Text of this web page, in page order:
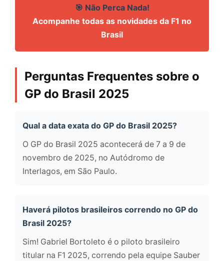
🎯 Não Perca Nada!
Acompanhe todas as novidades da F1 no
Brasil
Perguntas Frequentes sobre o
GP do Brasil 2025
Qual a data exata do GP do Brasil 2025?
O GP do Brasil 2025 acontecerá de 7 a 9 de
novembro de 2025, no Autódromo de
Interlagos, em São Paulo.
Haverá pilotos brasileiros correndo no GP do
Brasil 2025?
Sim! Gabriel Bortoleto é o piloto brasileiro
titular na F1 2025, correndo pela equipe Sauber